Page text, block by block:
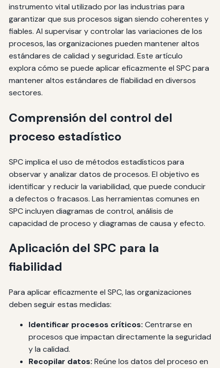
instrumento vital utilizado por las industrias para
garantizar que sus procesos sigan siendo coherentes y
fiables. Al supervisar y controlar las variaciones de los
procesos, las organizaciones pueden mantener altos
estándares de calidad y seguridad. Este artículo
explora cómo se puede aplicar eficazmente el SPC para
mantener altos estándares de fiabilidad en diversos
sectores.
Comprensión del control del
proceso estadístico
SPC implica el uso de métodos estadísticos para
observar y analizar datos de procesos. El objetivo es
identificar y reducir la variabilidad, que puede conducir
a defectos o fracasos. Las herramientas comunes en
SPC incluyen diagramas de control, análisis de
capacidad de proceso y diagramas de causa y efecto.
Aplicación del SPC para la
fiabilidad
Para aplicar eficazmente el SPC, las organizaciones
deben seguir estas medidas:
Identificar procesos críticos: Centrarse en
procesos que impactan directamente la seguridad
y la calidad.
Recopilar datos: Reúne los datos del proceso en